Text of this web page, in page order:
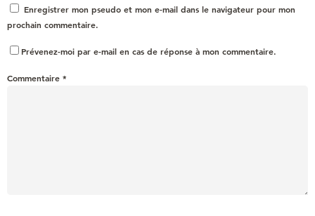
Enregistrer mon pseudo et mon e-mail dans le navigateur pour mon
prochain commentaire.
Prévenez-moi par e-mail en cas de réponse à mon commentaire.
Commentaire *